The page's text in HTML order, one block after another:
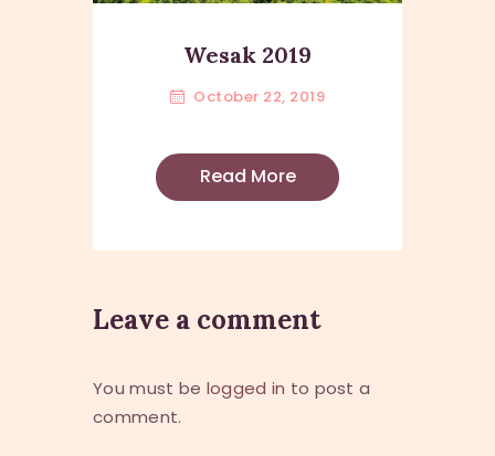
Wesak 2019
October 22, 2019
Read More
Leave a comment
You must be logged in to post a
comment.